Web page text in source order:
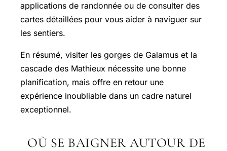
applications de randonnée ou de consulter des
cartes détaillées pour vous aider à naviguer sur
les sentiers.
En résumé, visiter les gorges de Galamus et la
cascade des Mathieux nécessite une bonne
planification, mais offre en retour une
expérience inoubliable dans un cadre naturel
exceptionnel.
OÙ SE BAIGNER AUTOUR DE